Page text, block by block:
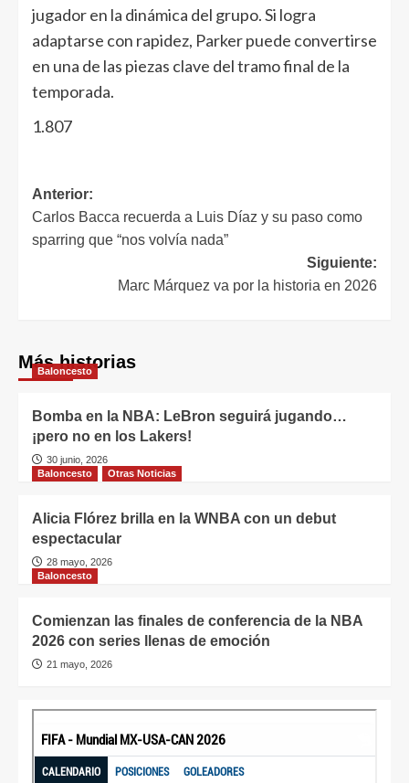
jugador en la dinámica del grupo. Si logra
adaptarse con rapidez, Parker puede convertirse
en una de las piezas clave del tramo final de la
temporada.
1.807
Anterior:
Carlos Bacca recuerda a Luis Díaz y su paso como
sparring que “nos volvía nada”
Siguiente:
Marc Márquez va por la historia en 2026
Más historias
Baloncesto
Bomba en la NBA: LeBron seguirá jugando…
¡pero no en los Lakers!
30 junio, 2026
Baloncesto
Otras Noticias
Alicia Flórez brilla en la WNBA con un debut
espectacular
28 mayo, 2026
Baloncesto
Comienzan las finales de conferencia de la NBA
2026 con series llenas de emoción
21 mayo, 2026